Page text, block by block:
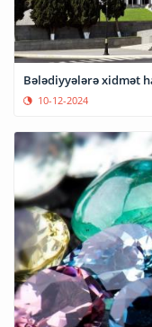
Bələdiyyələrə xidmət
10-12-2024